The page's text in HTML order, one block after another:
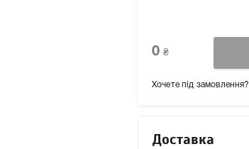
C224/C224e
C284/C284e
C364/C364e
0 ₴
Хочете під замовлення?
Доставка